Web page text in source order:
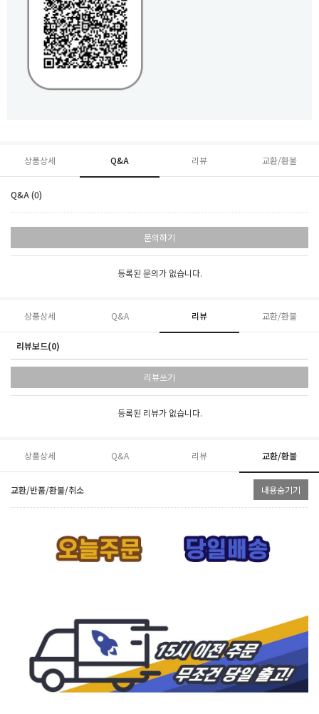
상품상세 Q&A 리뷰 교환/환불
Q&A (0)
문의하기
등록된 문의가 없습니다.
상품상세 Q&A 리뷰 교환/환불
리뷰보드(0)
리뷰쓰기
등록된 리뷰가 없습니다.
상품상세 Q&A 리뷰 교환/환불
교환/반품/환불/취소 내용숨기기